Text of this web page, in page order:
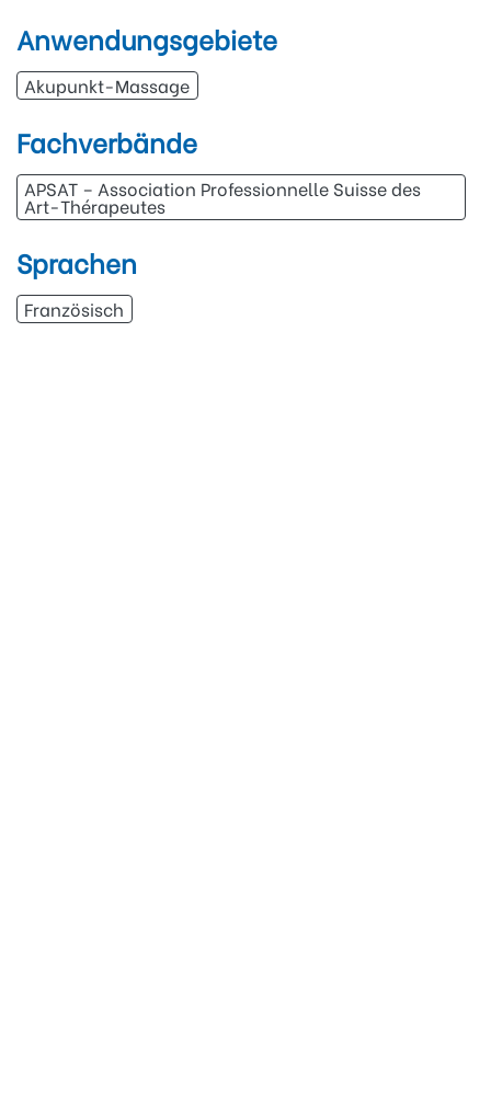
Anwendungsgebiete
Akupunkt-Massage
Fachverbände
APSAT – Association Professionnelle Suisse des
Art-Thérapeutes
Sprachen
Französisch